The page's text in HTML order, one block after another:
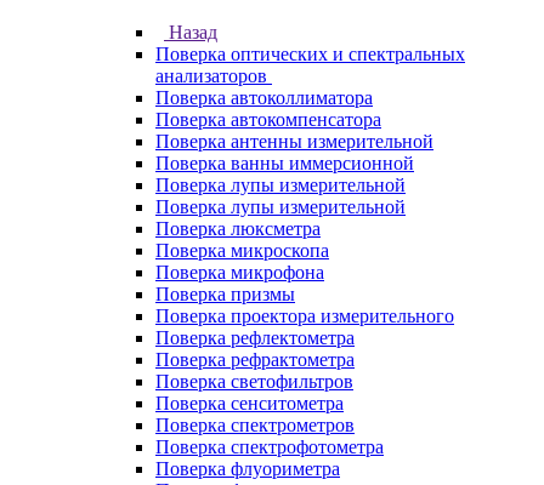
Назад
Поверка оптических и спектральных
анализаторов
Поверка автоколлиматора
Поверка автокомпенсатора
Поверка антенны измерительной
Поверка ванны иммерсионной
Поверка лупы измерительной
Поверка лупы измерительной
Поверка люксметра
Поверка микроскопа
Поверка микрофона
Поверка призмы
Поверка проектора измерительного
Поверка рефлектометра
Поверка рефрактометра
Поверка светофильтров
Поверка сенситометра
Поверка спектрометров
Поверка спектрофотометра
Поверка флуориметра